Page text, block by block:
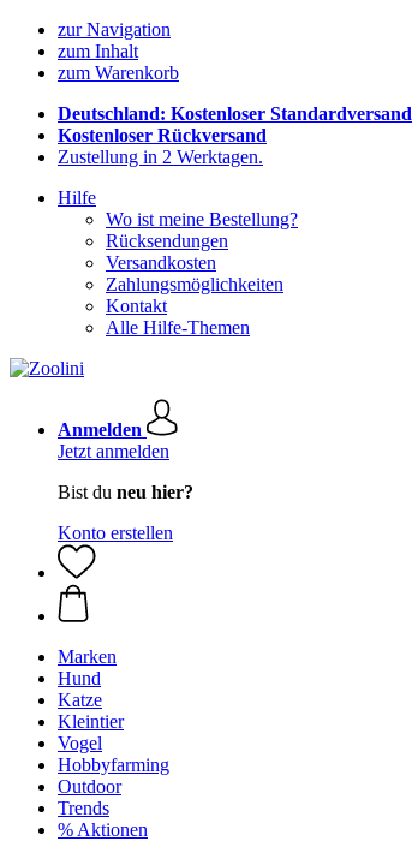
zur Navigation
zum Inhalt
zum Warenkorb
Deutschland: Kostenloser Standardversand
Kostenloser Rückversand
Zustellung in 2 Werktagen.
Hilfe
Wo ist meine Bestellung?
Rücksendungen
Versandkosten
Zahlungsmöglichkeiten
Kontakt
Alle Hilfe-Themen
Anmelden
Jetzt anmelden
Bist du neu hier?
Konto erstellen
Marken
Hund
Katze
Kleintier
Vogel
Hobbyfarming
Outdoor
Trends
% Aktionen